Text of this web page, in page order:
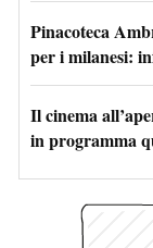
Pinacoteca
per i milanesi:
Il cinema
in programma